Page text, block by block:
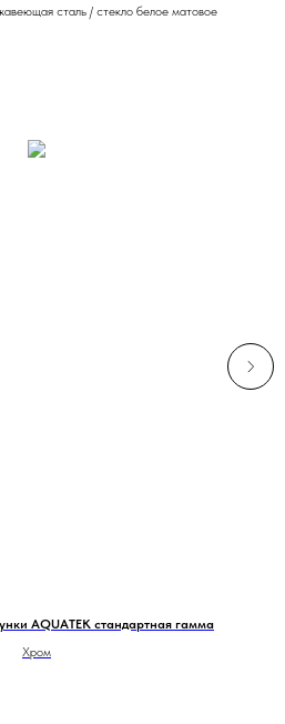
сталь / стекло белое матовое
AQUATEK стандартная гамма
Хром